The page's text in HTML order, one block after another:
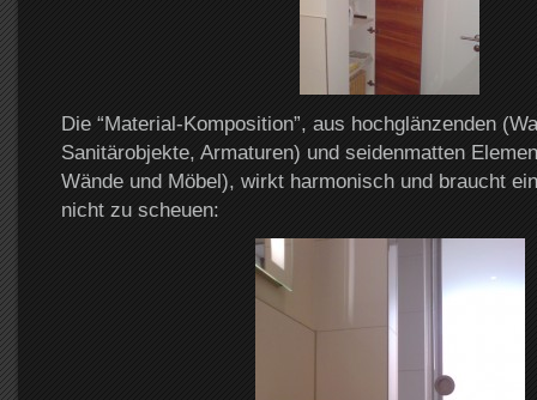
Die “Material-Komposition”, aus hochglänzenden
Sanitärobjekte, Armaturen) und seidenmatten
Wände und Möbel), wirkt harmonisch und braucht
nicht zu scheuen: